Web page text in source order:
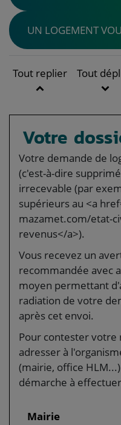
UN LOGEMENT
Tout replier Tout
Votre
Votre demande de
(c'est-à-dire
irrecevable (par
supérieurs au <a
mazamet.com/etat-
revenus</a>).
Vous recevez un
recommandée avec
moyen permettant
radiation de votre
après cet envoi.
Pour contester votre
adresser à
(mairie, office
démarche à
Mairie